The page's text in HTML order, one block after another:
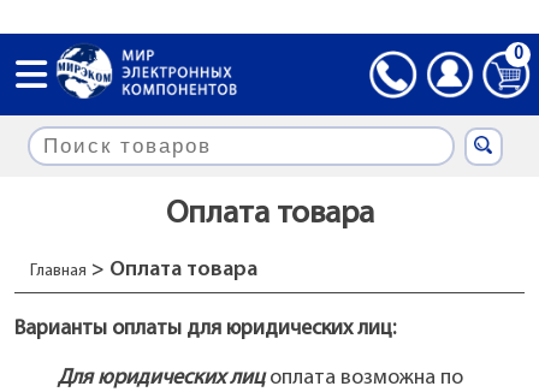
0
Оплата товара
Главная > Оплата товара
Варианты оплаты для юридических лиц:
Для юридических лицоплата возможна по